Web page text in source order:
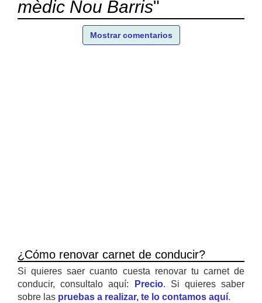
mèdic Nou Barris"
Mostrar comentarios
¿Cómo renovar carnet de conducir?
Si quieres saer cuanto cuesta renovar tu carnet de
conducir, consultalo aquí:
Precio. Si quieres saber
sobre las pruebas a realizar, te lo contamos aquí.